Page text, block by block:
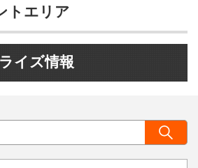
トエリア
イズ情報